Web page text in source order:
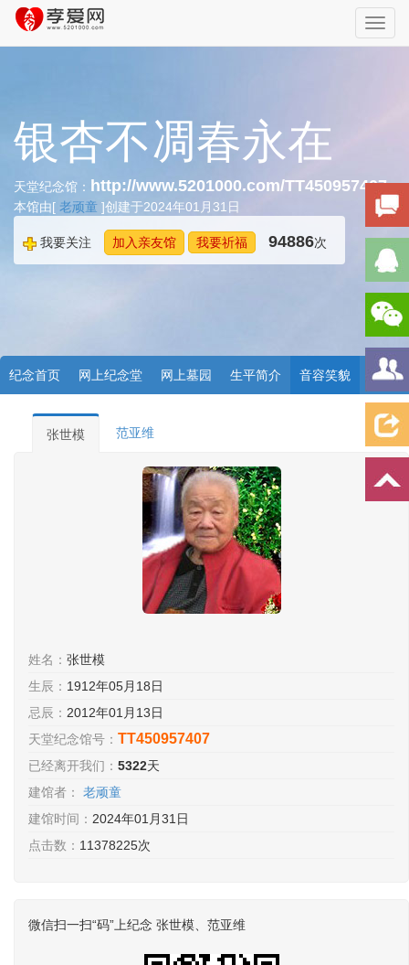
银杏不凋春永在
天堂纪念馆： http://www.5201000.com/TT450957407
本馆由[ 老顽童 ]创建于2024年01月31日
我要关注 加入亲友馆 我要祈福 94886次
纪念首页 网上纪念堂 网上墓园 生平简介 音容笑貌
档案资料 追忆文章
张世模 范亚维
姓名： 张世模
生辰： 1912年05月18日
忌辰： 2012年01月13日
天堂纪念馆号： TT450957407
已经离开我们： 5322天
建馆者：
老顽童
建馆时间： 2024年01月31日
点击数： 11378225次
微信扫一扫“码”上纪念 张世模、范亚维